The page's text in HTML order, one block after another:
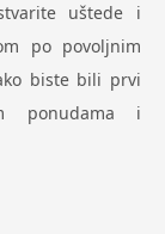
uštede i
po povoljnim
biste bili prvi
ponudama i